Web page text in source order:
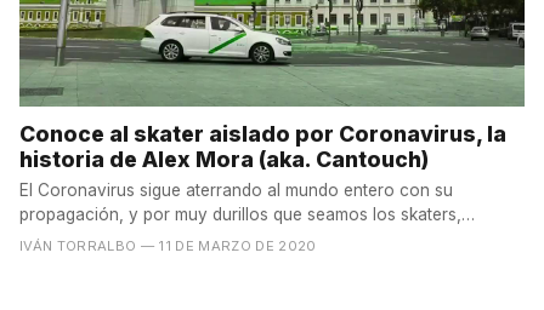
Conoce al skater aislado por Coronavirus, la
historia de Alex Mora (aka. Cantouch)
El Coronavirus sigue aterrando al mundo entero con su
propagación, y por muy durillos que seamos los skaters,
nosotros...
IVÁN TORRALBO — 11 DE MARZO DE 2020